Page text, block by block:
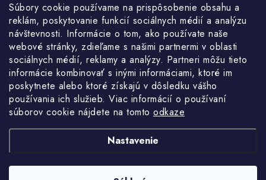
Súbory cookie používame na prispôsobenie obsahu a
reklám, poskytovanie funkcií sociálnych médií a analýzu
návštevnosti. Informácie o tom, ako používate naše
webové stránky, zdieľame s našimi partnermi v oblasti
sociálnych médií, reklamy a analýzy. Partneri môžu tieto
informácie kombinovať s inými informáciami, ktoré im
poskytnete alebo ktoré získajú v dôsledku vášho
používania ich služieb. Viac informácií o používaní
súborov cookie nájdete na tomto odkaze
Nastavenie
Nakupovanie
Ako nakupovať
Obchodné podmienky
Doprava a platba
Ochrana osobných údajov
Licenčné zmluvy k fotografiám
Osobné vyzdvihnutie v Prešove
Objednávky
Použitie Darčekovej poukážky
REKLAMÁCIA / VRÁTENIE TOVARU
O nás
SHOWROOM Prešov
Kontakty
Služby
Velkoobchod